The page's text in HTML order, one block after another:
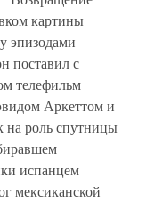
картины
эпизодами
поставил с
телефильм
Аркеттом и
роль спутницы
испанцем
мексиканской